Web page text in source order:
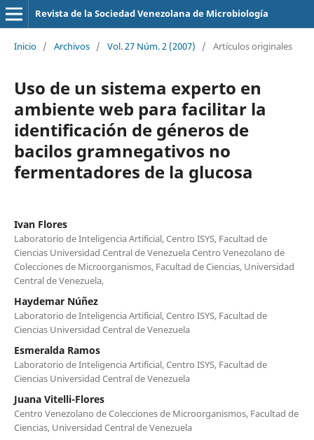
Revista de la Sociedad Venezolana de Microbiología
Inicio / Archivos / Vol. 27 Núm. 2 (2007) / Artículos originales
Uso de un sistema experto en
ambiente web para facilitar la
identificación de géneros de
bacilos gramnegativos no
fermentadores de la glucosa
Ivan Flores
Laboratorio de Inteligencia Artificial, Centro ISYS, Facultad de
Ciencias Universidad Central de Venezuela Centro Venezolano de
Colecciones de Microorganismos, Facultad de Ciencias, Universidad
Central de Venezuela,
Haydemar Núñez
Laboratorio de Inteligencia Artificial, Centro ISYS, Facultad de
Ciencias Universidad Central de Venezuela
Esmeralda Ramos
Laboratorio de Inteligencia Artificial, Centro ISYS, Facultad de
Ciencias Universidad Central de Venezuela
Juana Vitelli-Flores
Centro Venezolano de Colecciones de Microorganismos, Facultad de
Ciencias, Universidad Central de Venezuela